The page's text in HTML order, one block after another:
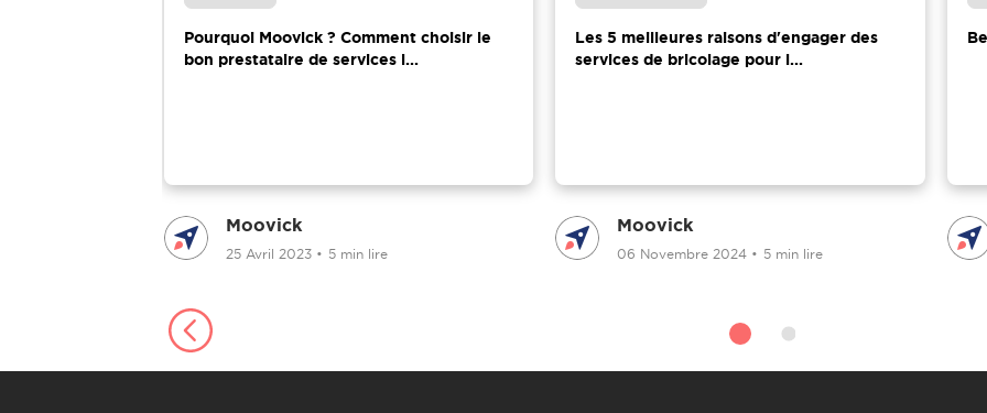
Pourquoi Moovick ? Comment choisir le
bon prestataire de services l...
Moovick
25 Avril 2023 • 5 min lire
Les 5 meilleures raisons d'engager des
services de bricolage pour l...
Moovick
06 Novembre 2024 • 5 min lire